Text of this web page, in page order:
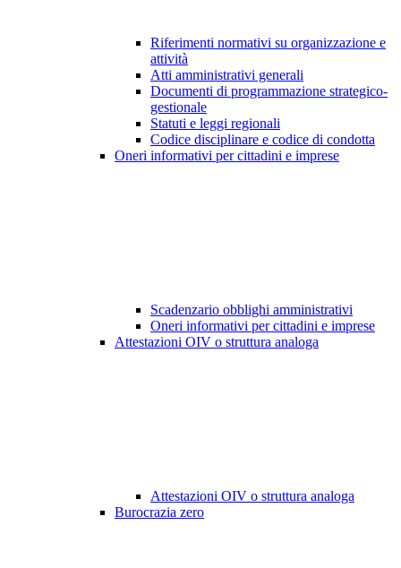
Riferimenti normativi su organizzazione e
attività
Atti amministrativi generali
Documenti di programmazione strategico-
gestionale
Statuti e leggi regionali
Codice disciplinare e codice di condotta
Oneri informativi per cittadini e imprese
Scadenzario obblighi amministrativi
Oneri informativi per cittadini e imprese
Attestazioni OIV o struttura analoga
Attestazioni OIV o struttura analoga
Burocrazia zero